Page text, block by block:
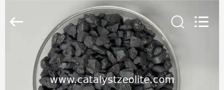
TRANG
CO.,LTD.